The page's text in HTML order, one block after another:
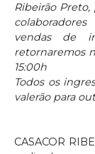
Ribeirão
vendas de
retornaremos
15:00h
Todos os
valerão para
CASACOR